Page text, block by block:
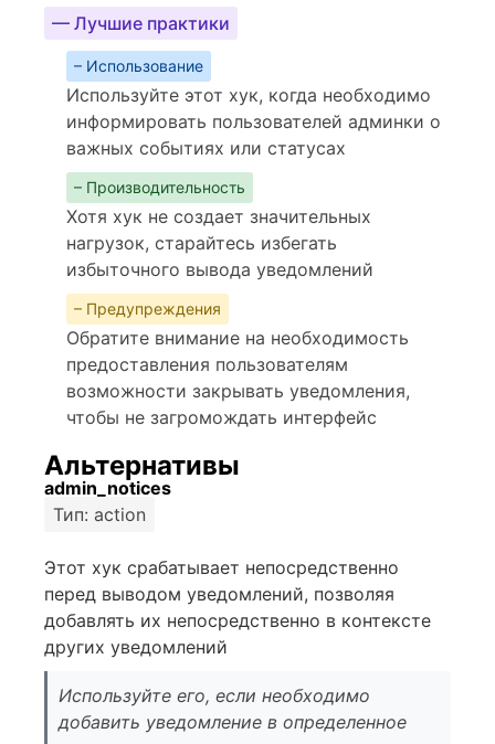
— Лучшие практики
– Использование
Используйте этот хук, когда необходимо
информировать пользователей админки о
важных событиях или статусах
– Производительность
Хотя хук не создает значительных
нагрузок, старайтесь избегать
избыточного вывода уведомлений
– Предупреждения
Обратите внимание на необходимость
предоставления пользователям
возможности закрывать уведомления,
чтобы не загромождать интерфейс
Альтернативы
admin_notices
Тип: action
Этот хук срабатывает непосредственно
перед выводом уведомлений, позволяя
добавлять их непосредственно в контексте
других уведомлений
Используйте его, если необходимо
добавить уведомление в определенное